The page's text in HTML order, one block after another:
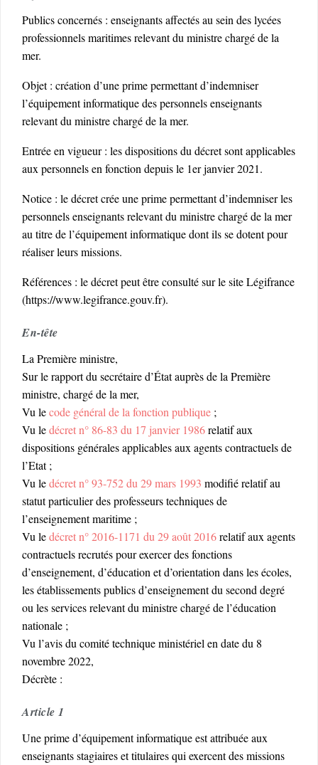
Publics concernés : enseignants affectés au sein des lycées
professionnels maritimes relevant du ministre chargé de la
mer.
Objet : création d’une prime permettant d’indemniser
l’équipement informatique des personnels enseignants
relevant du ministre chargé de la mer.
Entrée en vigueur : les dispositions du décret sont applicables
aux personnels en fonction depuis le 1er janvier 2021.
Notice : le décret crée une prime permettant d’indemniser les
personnels enseignants relevant du ministre chargé de la mer
au titre de l’équipement informatique dont ils se dotent pour
réaliser leurs missions.
Références : le décret peut être consulté sur le site Légifrance
(https://www.legifrance.gouv.fr).
En-tête
La Première ministre,
Sur le rapport du secrétaire d’État auprès de la Première
ministre, chargé de la mer,
Vu lecode général de la fonction publique ;
Vu ledécret n° 86-83 du 17 janvier 1986relatif aux
dispositions générales applicables aux agents contractuels de
l’Etat ;
Vu ledécret n° 93-752 du 29 mars 1993 modifié relatif au
statut particulier des professeurs techniques de
l’enseignement maritime ;
Vu ledécret n° 2016-1171 du 29 août 2016relatif aux agents
contractuels recrutés pour exercer des fonctions
d’enseignement, d’éducation et d’orientation dans les écoles,
les établissements publics d’enseignement du second degré
ou les services relevant du ministre chargé de l’éducation
nationale ;
Vu l’avis du comité technique ministériel en date du 8
novembre 2022,
Décrète :
Article 1
Une prime d’équipement informatique est attribuée aux
enseignants stagiaires et titulaires qui exercent des missions